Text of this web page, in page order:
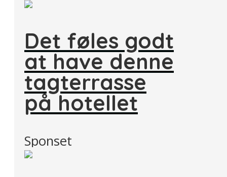
Det føles godt
at have denne
tagterrasse
på hotellet
Sponset